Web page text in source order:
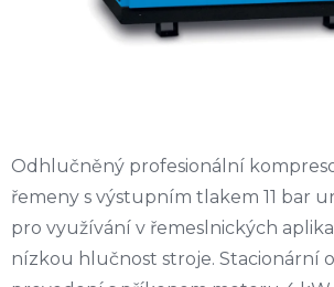
Odhlučněný profesionální
řemeny s výstupním tlakem 11 bar
pro využívání v řemeslnických
nízkou hlučnost stroje. Stacionární